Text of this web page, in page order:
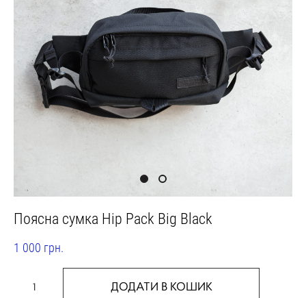
Поясна сумка Hip Pack Big Black
1 000 грн.
ДОДАТИ В КОШИК